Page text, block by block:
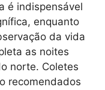
é indispensável
enquanto
da vida
as noites
norte. Coletes
recomendados